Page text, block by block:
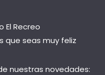
que seas muy feliz
nuestras novedades: